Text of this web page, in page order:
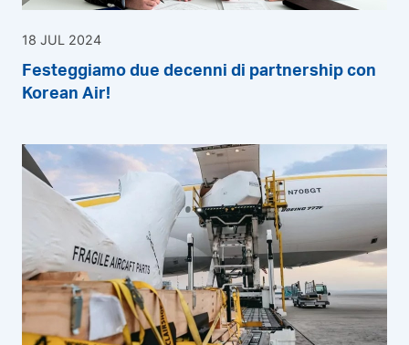
18 JUL 2024
Festeggiamo due decenni di partnership con
Korean Air!